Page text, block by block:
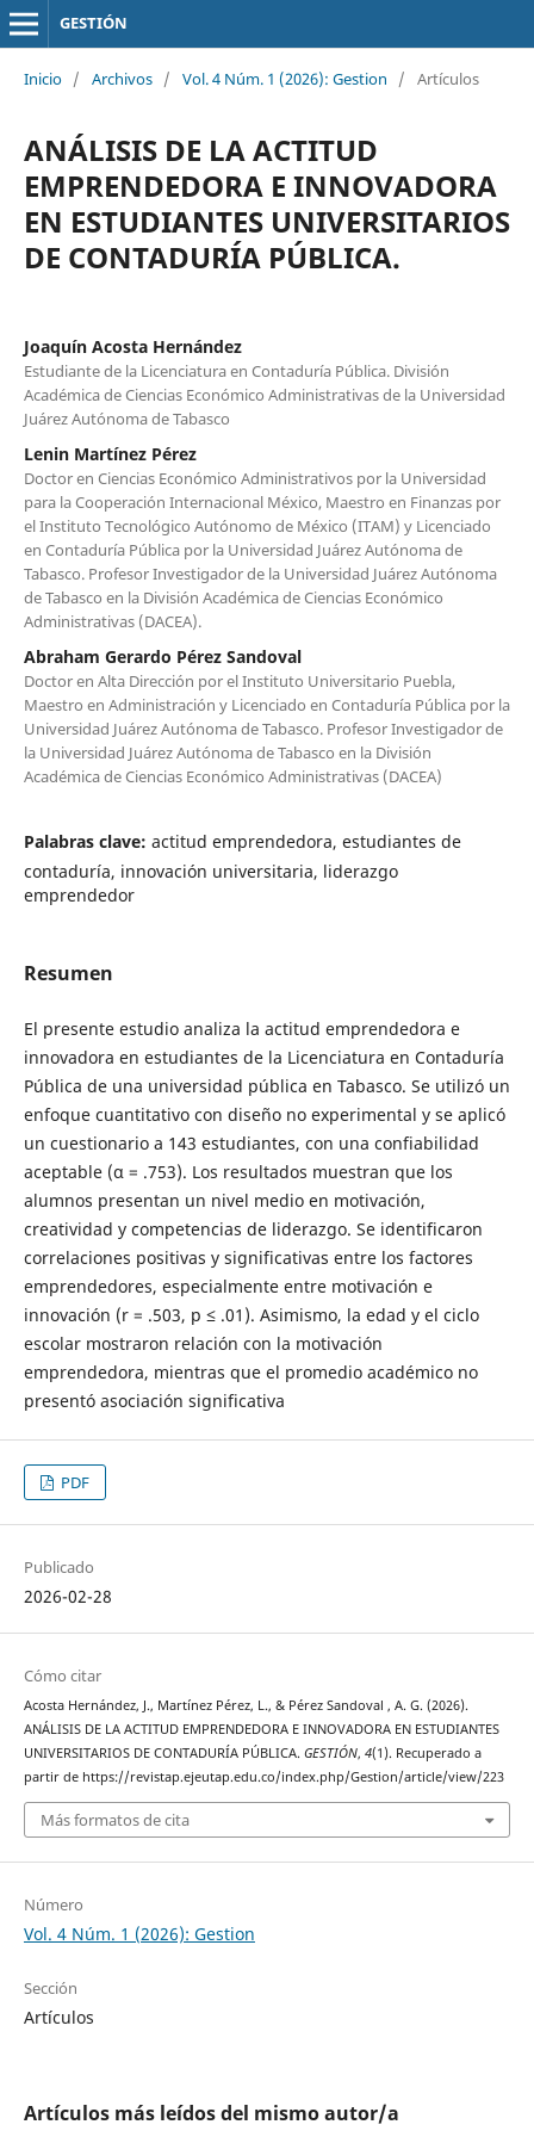
GESTIÓN
Inicio / Archivos / Vol. 4 Núm. 1 (2026): Gestion / Artículos
ANÁLISIS DE LA ACTITUD
EMPRENDEDORA E INNOVADORA
EN ESTUDIANTES UNIVERSITARIOS
DE CONTADURÍA PÚBLICA.
Joaquín Acosta Hernández
Estudiante de la Licenciatura en Contaduría Pública. División
Académica de Ciencias Económico Administrativas de la Universidad
Juárez Autónoma de Tabasco
Lenin Martínez Pérez
Doctor en Ciencias Económico Administrativos por la Universidad
para la Cooperación Internacional México, Maestro en Finanzas por
el Instituto Tecnológico Autónomo de México (ITAM) y Licenciado
en Contaduría Pública por la Universidad Juárez Autónoma de
Tabasco. Profesor Investigador de la Universidad Juárez Autónoma
de Tabasco en la División Académica de Ciencias Económico
Administrativas (DACEA).
Abraham Gerardo Pérez Sandoval
Doctor en Alta Dirección por el Instituto Universitario Puebla,
Maestro en Administración y Licenciado en Contaduría Pública por la
Universidad Juárez Autónoma de Tabasco. Profesor Investigador de
la Universidad Juárez Autónoma de Tabasco en la División
Académica de Ciencias Económico Administrativas (DACEA)
Palabras clave: actitud emprendedora, estudiantes de
contaduría, innovación universitaria, liderazgo
emprendedor
Resumen
El presente estudio analiza la actitud emprendedora e
innovadora en estudiantes de la Licenciatura en Contaduría
Pública de una universidad pública en Tabasco. Se utilizó un
enfoque cuantitativo con diseño no experimental y se aplicó
un cuestionario a 143 estudiantes, con una confiabilidad
aceptable (α = .753). Los resultados muestran que los
alumnos presentan un nivel medio en motivación,
creatividad y competencias de liderazgo. Se identificaron
correlaciones positivas y significativas entre los factores
emprendedores, especialmente entre motivación e
innovación (r = .503, p ≤ .01). Asimismo, la edad y el ciclo
escolar mostraron relación con la motivación
emprendedora, mientras que el promedio académico no
presentó asociación significativa
PDF
Publicado
2026-02-28
Cómo citar
Acosta Hernández, J., Martínez Pérez, L., & Pérez Sandoval , A. G. (2026).
ANÁLISIS DE LA ACTITUD EMPRENDEDORA E INNOVADORA EN ESTUDIANTES
UNIVERSITARIOS DE CONTADURÍA PÚBLICA. GESTIÓN, 4(1). Recuperado a
partir de https://revistap.ejeutap.edu.co/index.php/Gestion/article/view/223
Más formatos de cita
Número
Vol. 4 Núm. 1 (2026): Gestion
Sección
Artículos
Artículos más leídos del mismo autor/a